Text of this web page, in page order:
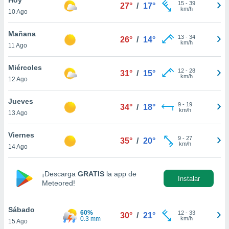
y
en
más
de
cookies
aceptar
10 Ago
27° / 17° 15- 39
km/h
Mañana
11 Ago
26° / 14° 13- 34
km/h
Miércoles
12 Ago
31° / 15° 12- 28
km/h
Jueves
13 Ago
34° / 18° 9- 19
km/h
Viernes
14 Ago
35° / 20° 9- 27
km/h
¡Descarga GRATIS la app de
Meteored!
Instalar
Sábado
15 Ago
60%
0.3 mm
30° / 21° 12- 33
km/h